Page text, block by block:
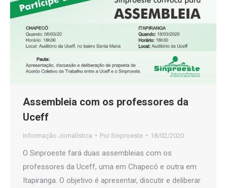
Assembleia com os professores da
Uceff
Informação Jornalística Por Sinproeste 18/02/2020
O Sinproeste fará duas assembleias com os
professores da Uceff, uma em Chapecó e outra em
Itapiranga. O objetivo é apresentar, discutir e deliberar